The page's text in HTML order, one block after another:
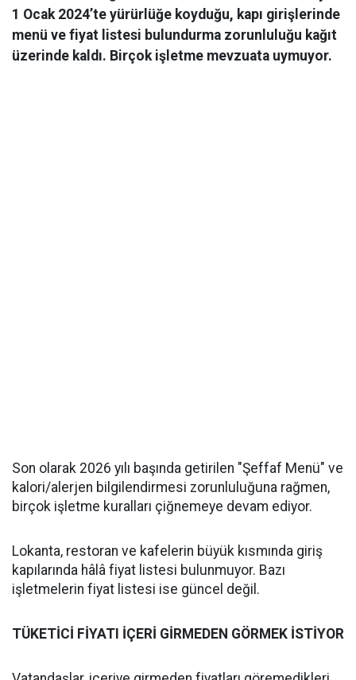
1 Ocak 2024’te yürürlüğe koyduğu, kapı girişlerinde
menü ve fiyat listesi bulundurma zorunluluğu kağıt
üzerinde kaldı. Birçok işletme mevzuata uymuyor.
Son olarak 2026 yılı başında getirilen "Şeffaf Menü" ve
kalori/alerjen bilgilendirmesi zorunluluğuna rağmen,
birçok işletme kuralları çiğnemeye devam ediyor.
Lokanta, restoran ve kafelerin büyük kısmında giriş
kapılarında hâlâ fiyat listesi bulunmuyor. Bazı
işletmelerin fiyat listesi ise güncel değil.
TÜKETİCİ FİYATI İÇERİ GİRMEDEN GÖRMEK İSTİYOR